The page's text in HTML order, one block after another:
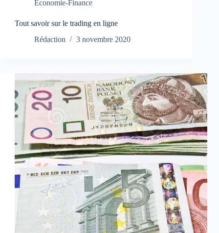
Economie-Finance
Tout savoir sur le trading en ligne
Rédaction
3 novembre 2020